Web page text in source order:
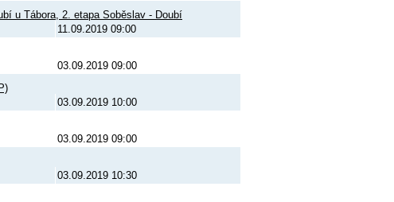
u Tábora, 2. etapa Soběslav - Doubí
11.09.2019 09:00
03.09.2019 09:00
03.09.2019 10:00
03.09.2019 09:00
03.09.2019 10:30